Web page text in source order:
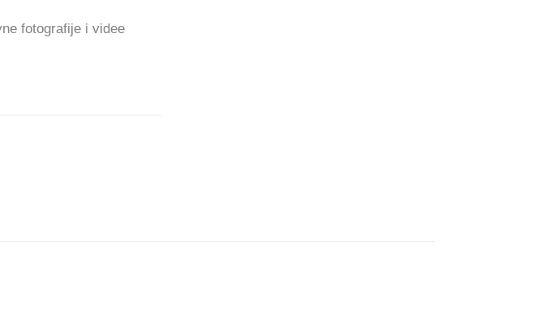
fotografije i videe